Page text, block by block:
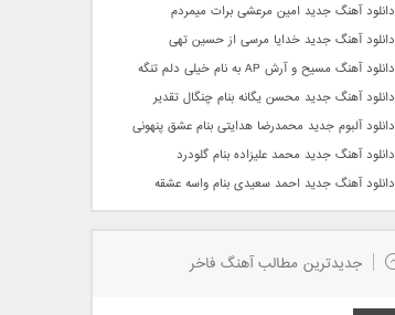
دانلود آهنگ جدید امین مرعشی برات میمردم
دانلود آهنگ جدید خدایا مرسی از حسین تهی
دانلود آهنگ مسیح و آرش AP به نام خیلی دلم تنگه
دانلود آهنگ جدید محسن یگانه بنام چنگال تقدیر
دانلود آلبوم جدید محمدرضا هدایتی بنام عشق پنهونی
دانلود آهنگ جدید محمد علیزاده بنام گلودرد
دانلود آهنگ جدید احمد سعیدی بنام واسه عشقه
جدیدترین مطالب آهنگ فاخر